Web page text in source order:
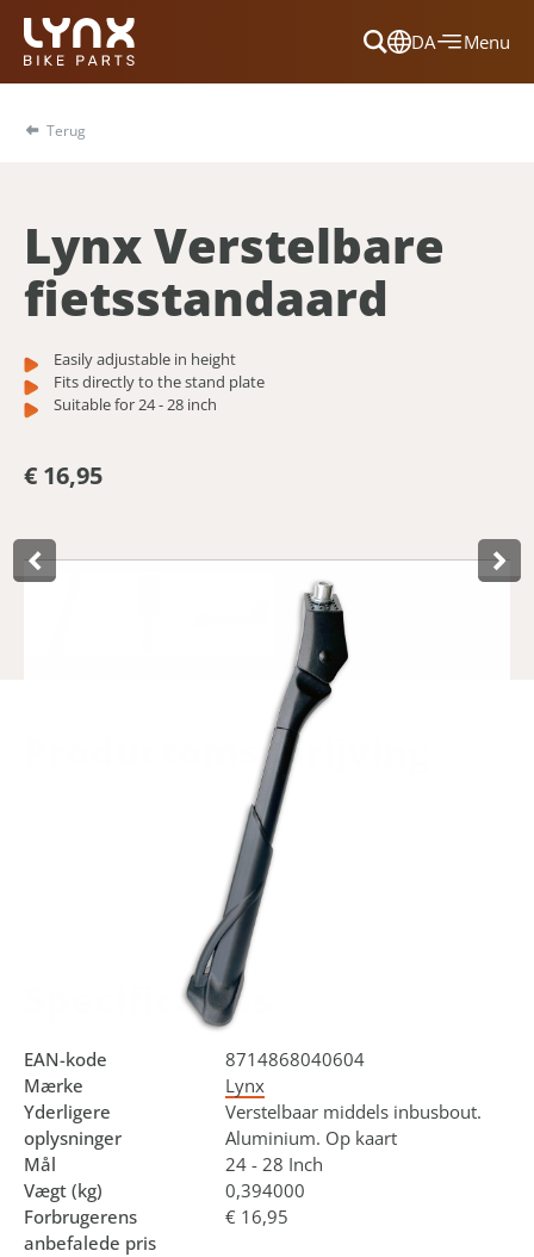
DA
Dansk
Nederlands
Menu
Terug
Lynx Verstelbare
fietsstandaard
Easily adjustable in height
Fits directly to the stand plate
Suitable for 24 - 28 inch
€ 16,95
Product­omschrijving
With this solid adjustable bike stand from Lynx, you can
easily and stably park any type of bike, with a tyre size of
24, 26 or 28 inches. The stand is easy to adjust to the right
height by means of an Allen bolt. This middle stand can be
mounted directly to the standard plate, for this purpose an
M10 x 30 mm Allen bolt is included.
Specificaties
440612
EAN-kode
8714868040604
Mærke
Lynx
Yderligere
oplysninger
Verstelbaar middels inbusbout.
Aluminium. Op kaart
Mål
24 - 28 Inch
Vægt (kg)
0,394000
Forbrugerens
anbefalede pris
€ 16,95